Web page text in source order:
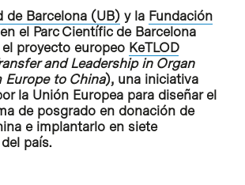
de Barcelona (UB)y la Fundación
el Parc Científic de Barcelona
proyecto europeo KeTLOD
and Leadership in Organ
Europe to China), una iniciativa
la Unión Europea para diseñar el
de posgrado en donación de
e implantarlo en siete
país.